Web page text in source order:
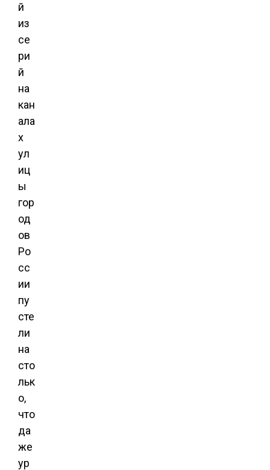
й
из
се
ри
й
на
кан
ала
х
ул
иц
ы
гор
од
ов
Ро
сс
ии
пу
сте
ли
на
сто
льк
о,
что
да
же
ур